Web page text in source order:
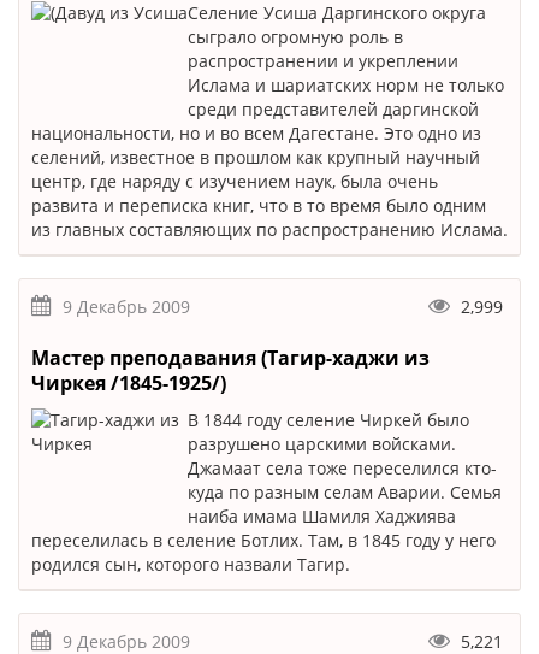
Селение Усиша Даргинского округа
сыграло огромную роль в
распространении и укреплении
Ислама и шариатских норм не только
среди представителей даргинской
национальности, но и во всем Дагестане. Это одно из
селений, известное в прошлом как крупный научный
центр, где наряду с изучением наук, была очень
развита и переписка книг, что в то время было одним
из главных составляющих по распространению Ислама.
9 Декабрь 2009 2,999
Мастер преподавания (Тагир-хаджи из
Чиркея /1845-1925/)
В 1844 году селение Чиркей было
разрушено царскими войсками.
Джамаат села тоже переселился кто-
куда по разным селам Аварии. Семья
наиба имама Шамиля Хаджиява
переселилась в селение Ботлих. Там, в 1845 году у него
родился сын, которого назвали Тагир.
9 Декабрь 2009 5,221